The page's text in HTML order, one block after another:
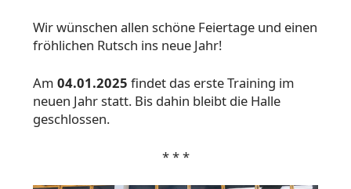
Wir wünschen allen schöne Feiertage und einen
fröhlichen Rutsch ins neue Jahr!
Am 04.01.2025 findet das erste Training im
neuen Jahr statt. Bis dahin bleibt die Halle
geschlossen.
* * *